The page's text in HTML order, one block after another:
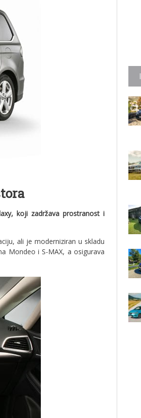
koji zadržava prostranost i
ali je moderniziran u skladu
Mondeo i S-MAX, a osigurava